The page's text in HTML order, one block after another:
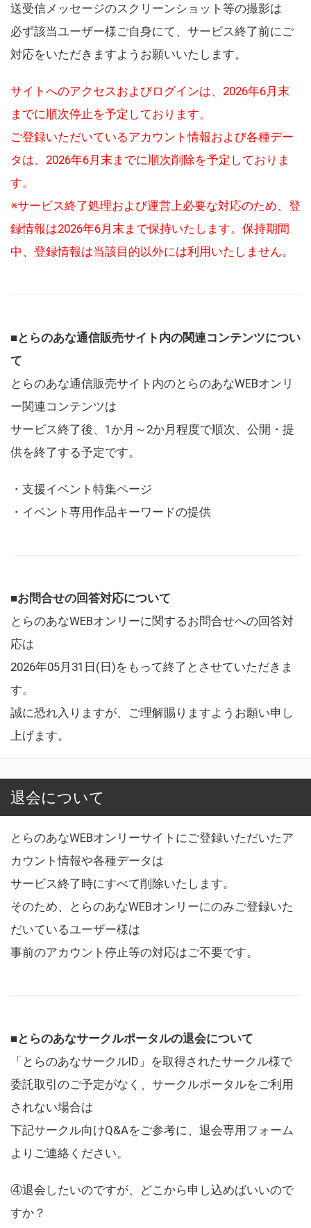
送受信メッセージのスクリーンショット等の撮影は
必ず該当ユーザー様ご自身にて、サービス終了前にご
対応をいただきますようお願いいたします。
サイトへのアクセスおよびログインは、2026年6月末
までに順次停止を予定しております。
ご登録いただいているアカウント情報および各種デー
タは、2026年6月末までに順次削除を予定しておりま
す。
※サービス終了処理および運営上必要な対応のため、登
録情報は2026年6月末まで保持いたします。保持期間
中、登録情報は当該目的以外には利用いたしません。
■とらのあな通信販売サイト内の関連コンテンツについ
て
とらのあな通信販売サイト内のとらのあなWEBオンリ
ー関連コンテンツは
サービス終了後、1か月～2か月程度で順次、公開・提
供を終了する予定です。
・支援イベント特集ページ
・イベント専用作品キーワードの提供
■お問合せの回答対応について
とらのあなWEBオンリーに関するお問合せへの回答対
応は
2026年05月31日(日)をもって終了とさせていただきま
す。
誠に恐れ入りますが、ご理解賜りますようお願い申し
上げます。
退会について
とらのあなWEBオンリーサイトにご登録いただいたア
カウント情報や各種データは
サービス終了時にすべて削除いたします。
そのため、とらのあなWEBオンリーにのみご登録いた
だいているユーザー様は
事前のアカウント停止等の対応はご不要です。
■とらのあなサークルポータルの退会について
「とらのあなサークルID」を取得されたサークル様で
委託取引のご予定がなく、サークルポータルをご利用
されない場合は
下記サークル向けQ&Aをご参考に、退会専用フォーム
よりご連絡ください。
④退会したいのですが、どこから申し込めばいいので
すか？